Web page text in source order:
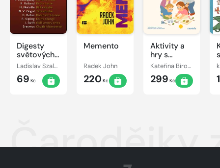
Digesty
světových
autorů
Ladislav Szalai, Romana Szalaiová
69 Kč
Memento
Radek John
220Kč
Aktivity a
hry s
vnoučaty Kateřina Bírová
299 Kč
Čarodějky